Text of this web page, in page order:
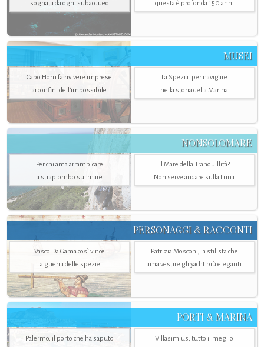
sognata da ogni subacqueo
questa è profonda 150 anni
MUSEI
Capo Horn fa rivivere imprese
ai confini dell’impossibile
La Spezia. per navigare
nella storia della Marina
NONSOLOMARE
Per chi ama arrampicare
a strapiombo sul mare
Il Mare della Tranquillità?
Non serve andare sulla Luna
PERSONAGGI & RACCONTI
Vasco Da Gama così vince
la guerra delle spezie
Patrizia Mosconi, la stilista che
ama vestire gli yacht più eleganti
PORTI & MARINA
Palermo, il porto che ha saputo
Villasimius, tutto il meglio